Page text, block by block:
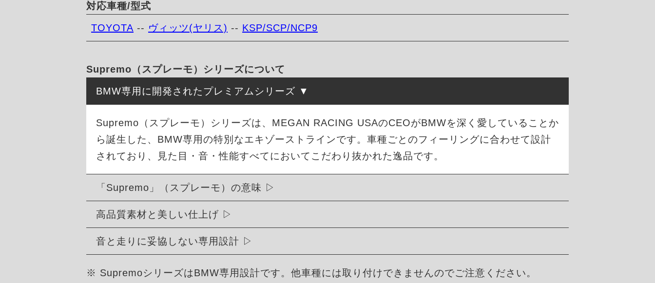
対応車種/型式
TOYOTA -- ヴィッツ(ヤリス) -- KSP/SCP/NCP9
Supremo（スプレーモ）シリーズについて
BMW専用に開発されたプレミアムシリーズ
Supremo（スプレーモ）シリーズは、MEGAN RACING USAのCEOがBMWを深く愛していることか
ら誕生した、BMW専用の特別なエキゾーストラインです。車種ごとのフィーリングに合わせて設計
されており、見た目・音・性能すべてにおいてこだわり抜かれた逸品です。
「Supremo」（スプレーモ）の意味
高品質素材と美しい仕上げ
音と走りに妥協しない専用設計
※ SupremoシリーズはBMW専用設計です。他車種には取り付けできませんのでご注意ください。